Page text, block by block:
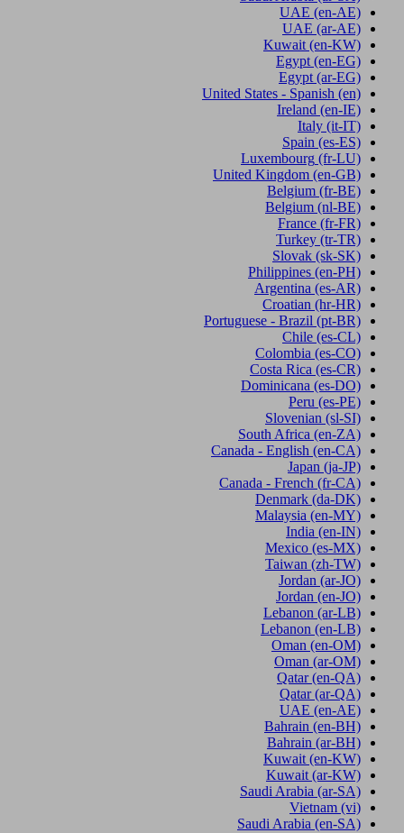
UAE (en-AE)
UAE (ar-AE)
Kuwait (en-KW)
Egypt (en-EG)
Egypt (ar-EG)
United States - Spanish (en)
Ireland (en-IE)
Italy (it-IT)
Spain (es-ES)
Luxembourg (fr-LU)
United Kingdom (en-GB)
Belgium (fr-BE)
Belgium (nl-BE)
France (fr-FR)
Turkey (tr-TR)
Slovak (sk-SK)
Philippines (en-PH)
Argentina (es-AR)
Croatian (hr-HR)
Portuguese - Brazil (pt-BR)
Chile (es-CL)
Colombia (es-CO)
Costa Rica (es-CR)
Dominicana (es-DO)
Peru (es-PE)
Slovenian (sl-SI)
South Africa (en-ZA)
Canada - English (en-CA)
Japan (ja-JP)
Canada - French (fr-CA)
Denmark (da-DK)
Malaysia (en-MY)
India (en-IN)
Mexico (es-MX)
Taiwan (zh-TW)
Jordan (ar-JO)
Jordan (en-JO)
Lebanon (ar-LB)
Lebanon (en-LB)
Oman (en-OM)
Oman (ar-OM)
Qatar (en-QA)
Qatar (ar-QA)
UAE (en-AE)
Bahrain (en-BH)
Bahrain (ar-BH)
Kuwait (en-KW)
Kuwait (ar-KW)
Saudi Arabia (ar-SA)
Vietnam (vi)
Saudi Arabia (en-SA)